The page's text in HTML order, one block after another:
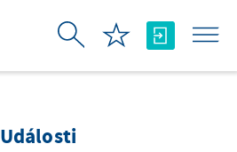
Události